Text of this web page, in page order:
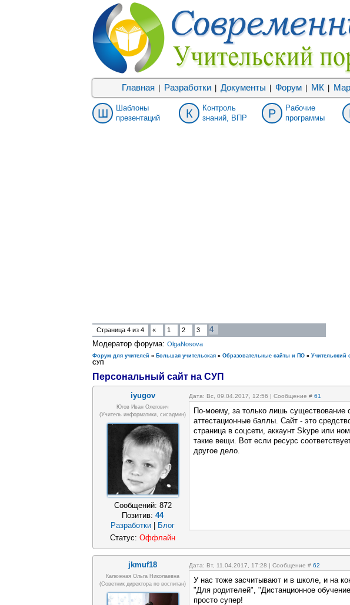
Главная Разработки Документы Форум МК
Ш
Шаблоны
презентаций
К
Контроль
знаний, ВПР
Р
Рабочие
программы
Страница 4 из 4 « 1 2 3
4
Модератор форума: OlgaNosova
Форум для учителей » Большая учительская » Образовательные сайты и ПО » Учительский
СУП
Персональный сайт на СУП
iyugov Дата: Вс, 09.04.2017, 12:56 | Сообщение # 61
Югов Иван Олегович
(Учитель информатики, сисадмин)
Сообщений: 872
Позитив: 44
Разработки
Блог
По-моему, за только лишь существование
аттестационные баллы. Сайт - это
страница в соцсети, аккаунт Skype или
такие вещи. Вот если ресурс
другое дело.
Статус: Оффлайн
jkmuf18 Дата: Вт, 11.04.2017, 17:28 | Сообщение # 62
Калюжная Ольга Николаевна
(Советник директора по воспитан)
У нас тоже засчитывают и в школе, и на
"Для родителей", "Дистанционное
просто супер!